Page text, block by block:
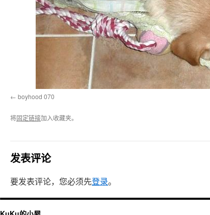
boyhood 070
将固定链接加入收藏夹。
发表评论
要发表评论，您必须先登录。